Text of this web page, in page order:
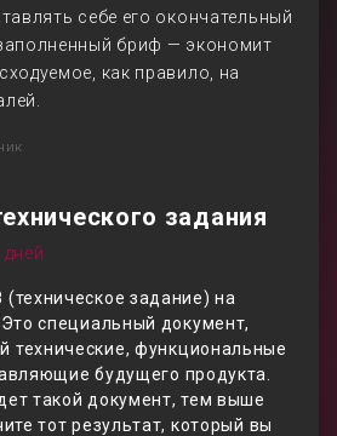
себе его окончательный
бриф — экономит
как правило, на
задания
задание) на
специальный документ,
технические, функциональные
будущего продукта.
такой документ, тем выше
тот результат, который вы